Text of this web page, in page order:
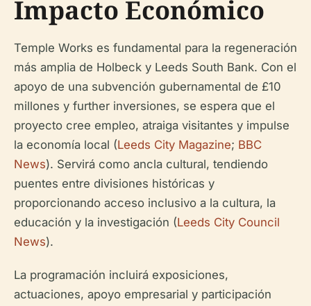
Impacto Económico
Temple Works es fundamental para la regeneración
más amplia de Holbeck y Leeds South Bank. Con el
apoyo de una subvención gubernamental de £10
millones y further inversiones, se espera que el
proyecto cree empleo, atraiga visitantes y impulse
la economía local (Leeds City Magazine; BBC
News). Servirá como ancla cultural, tendiendo
puentes entre divisiones históricas y
proporcionando acceso inclusivo a la cultura, la
educación y la investigación (Leeds City Council
News).
La programación incluirá exposiciones,
actuaciones, apoyo empresarial y participación